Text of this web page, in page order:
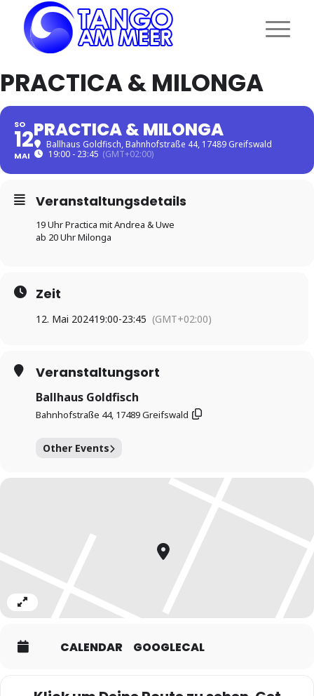
PRACTICA & MILONGA
SO
12
MAI
PRACTICA & MILONGA
Ballhaus Goldfisch, Bahnhofstraße 44, 17489 Greifswald
19:00 - 23:45 (GMT+02:00)
Veranstaltungsdetails
19 Uhr Practica mit Andrea & Uwe
ab 20 Uhr Milonga
Zeit
12. Mai 202419:00-23:45 (GMT+02:00)
Veranstaltungsort
Ballhaus Goldfisch
Bahnhofstraße 44, 17489 Greifswald
Other Events
CALENDAR GOOGLECAL